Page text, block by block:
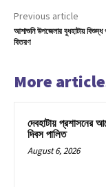
Previous article
আশাশুনি উপজেলার বুধহাটায় বিশুদ্ধ
বিতরণ
More
দেবহাটায়
দিবস পালিত
August 6, 2026